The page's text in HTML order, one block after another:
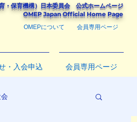
・保育機構） 日本委員会公式ホームページ
​OMEP Japan Official Home Page
OMEPについて 会員専用ページ
・入会申込 会員専用ページ